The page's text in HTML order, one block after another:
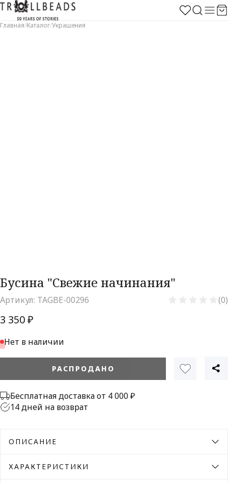
Главная/Каталог/Украшения
Бусина "Свежие начинания"
Артикул: TAGBE-00296 (0)
3 350 ₽
Нет в наличии
РАСПРОДАНО
Бесплатная доставка от 4 000 ₽
14 дней на возврат
ОПИСАНИЕ
ХАРАКТЕРИСТИКИ